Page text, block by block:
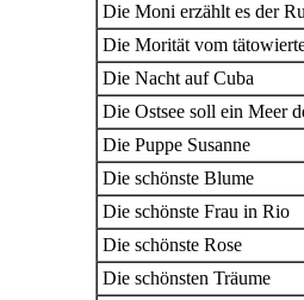
Die Moni erzählt es der
Die Morität vom
Die Nacht auf Cuba
Die Ostsee soll ein Meer
Die Puppe Susanne
Die schönste Blume
Die schönste Frau in Rio
Die schönste Rose
Die schönsten Träume